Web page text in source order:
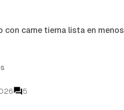
con carne tierna lista en menos
5